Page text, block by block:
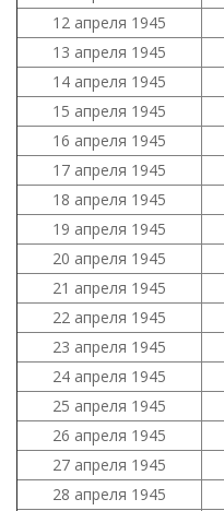
12 апреля 1945
13 апреля 1945
14 апреля 1945
15 апреля 1945
16 апреля 1945
17 апреля 1945
18 апреля 1945
19 апреля 1945
20 апреля 1945
21 апреля 1945
22 апреля 1945
23 апреля 1945
24 апреля 1945
25 апреля 1945
26 апреля 1945
27 апреля 1945
28 апреля 1945